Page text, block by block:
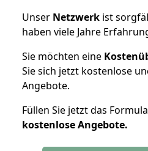
Unser Netzwerk ist
haben viele Jahre
Sie möchten eine
Sie sich jetzt kostenlose
Angebote.
Füllen Sie jetzt das
kostenloseAngebote.